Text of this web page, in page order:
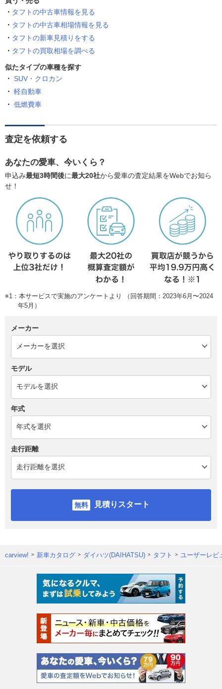
タフトの中古車情報を見る
タフトの中古車相場情報を見る
タフトの新車見積りをする
タフトの買取相場を調べる
似たタイプの車種を探す
SUV・クロカン
軽自動車
低燃費車
査定を依頼する
あなたの愛車、今いくら？
申込み最短3時間後に最大20社から愛車の査定結果をWebでお知ら
せ！
※1：本サービスで実施のアンケートより （回答期間：2023年6月〜2024
年5月）
メーカー
モデル
年式
走行距離
見積りスタート
carview! 新車カタログ ダイハツ(DAIHATSU) タフト ユーザーレビ